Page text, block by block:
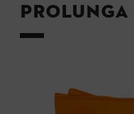
Prolunga